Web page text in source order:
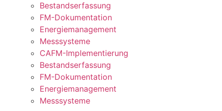
Bestandserfassung
FM-Dokumentation
Energiemanagement
Messsysteme
CAFM-Implementierung
Bestandserfassung
FM-Dokumentation
Energiemanagement
Messsysteme